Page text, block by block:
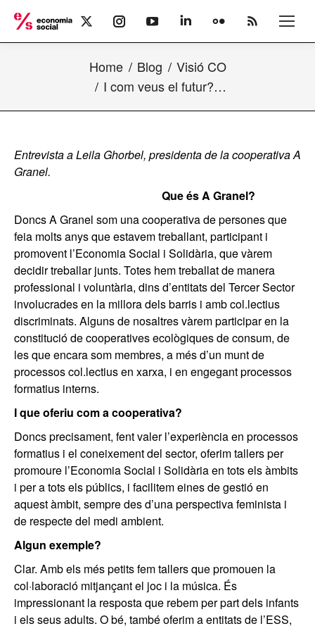
X
page
in
new
window
Instagram
page
in
new
window
YouTube
page
in
new
window
Linkedin
page
in
new
window
Flickr
page
in
window
Rss
page
Home Blog
Visió CO
I com veus el futur?…
Entrevista a Leila Ghorbel, presidenta de la cooperativa A
Granel.
Que és A Granel?
Doncs A Granel som una cooperativa de persones que
feia molts anys que estavem treballant, participant i
promovent l’Economia Social i Solidària, que vàrem
decidir treballar junts. Totes hem treballat de manera
professional i voluntària, dins d’entitats del Tercer Sector
involucrades en la millora dels barris i amb col.lectius
discriminats. Alguns de nosaltres vàrem participar en la
constitució de cooperatives ecològiques de consum, de
les que encara som membres, a més d’un munt de
processos col.lectius en xarxa, i en engegant processos
formatius interns.
I que oferiu com a cooperativa?
Doncs precisament, fent valer l’experiència en processos
formatius i el coneixement del sector, oferim tallers per
promoure l’Economia Social i Solidària en tots els àmbits
i per a tots els públics, i facilitem eines de gestió en
aquest àmbit, sempre des d’una perspectiva feminista i
de respecte del medi ambient.
Algun exemple?
Clar. Amb els més petits fem tallers que promouen la
col·laboració mitjançant el joc i la música. És
impressionant la resposta que rebem per part dels infants
i els seus adults. O bé, també oferim a entitats de l’ESS,